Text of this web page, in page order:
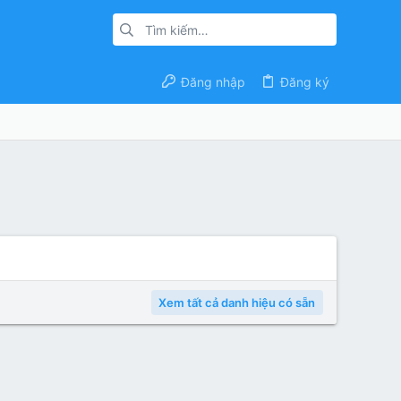
Đăng nhập Đăng ký
Xem tất cả danh hiệu có sẵn